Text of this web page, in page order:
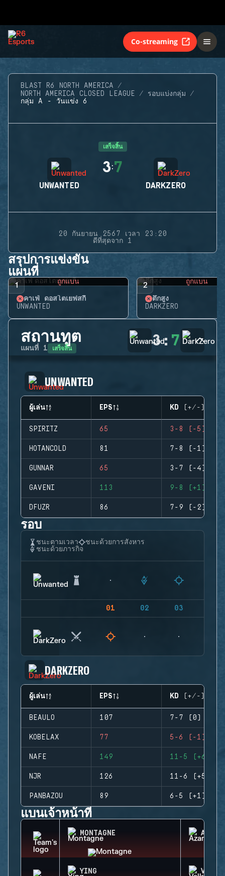
Co-streaming
BLAST R6 NORTH AMERICA
NORTH AMERICA CLOSED LEAGUE
รอบแบ่งกลุ่ม
กลุ่ม A - วันแข่ง 6
เสร็จสิ้น
UNWANTED
3:7
DARKZERO
20 กันยายน 2567 เวลา 23:20
ดีที่สุดจาก 1
สรุปการแข่งขัน
แผนที่
1 ถูกแบน
คาเฟ่ ดอสโตเยฟสกี้
UNWANTED
2 ถูกแบน
ตึกสูง
DARKZERO
สถานทูต
แผนที่ 1 เสร็จสิ้น 3: 7
UNWANTED
ผู้เล่น EPS KD (+/-)
SPIRITZ 65 3-8 (-5)
HOTANCOLD 81 7-8 (-1)
GUNNAR 65 3-7 (-4)
GAVENI 113 9-8 (+1)
DFUZR 86 7-9 (-2)
รอบ
ชนะตามเวลา
ชนะด้วยการสังหาร
ชนะด้วยภารกิจ
01 02 03
DARKZERO
ผู้เล่น EPS KD (+/-)
BEAULO 107 7-7 (0)
KOBELAX 77 5-6 (-1)
NAFE 149 11-5 (+6)
NJR 126 11-6 (+5)
PANBAZOU 89 6-5 (+1)
แบนเจ้าหน้าที่
MONTAGNE AZAMI
YING